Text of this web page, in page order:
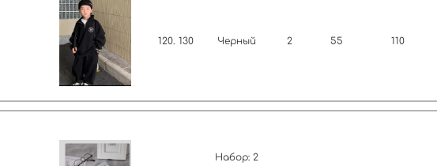
120. 130 Черный 2 55 110
Набор: 2